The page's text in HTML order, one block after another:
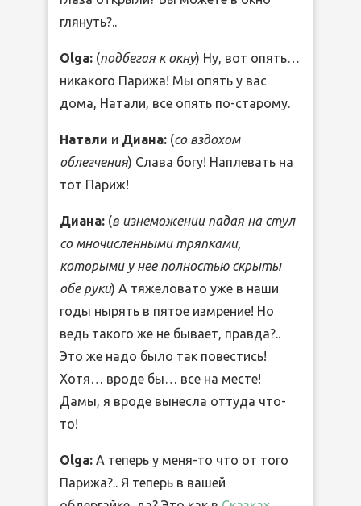
глянуть?..
Olga: (подбегая к окну) Ну, вот опять…
никакого Парижа! Мы опять у вас
дома, Натали, все опять по-старому.
Натали и Диана: (со вздохом
облегчения) Слава богу! Наплевать на
тот Париж!
Диана: (в изнеможении падая на стул
со мночисленными тряпками,
которыми у нее полностью скрыты
обе руки) А тяжеловато уже в наши
годы нырять в пятое измрение! Но
ведь такого же не бывает, правда?..
Это же надо было так повестись!
Хотя… вроде бы… все на месте!
Дамы, я вроде вынесла оттуда что-
то!
Olga: А теперь у меня-то что от того
Парижа?.. Я теперь в вашей